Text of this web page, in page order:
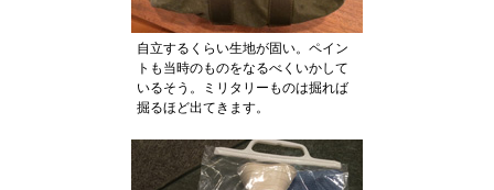
自立するくらい生地が固い。ペイン
トも当時のものをなるべくいかして
いるそう。ミリタリーものは掘れば
掘るほど出てきます。